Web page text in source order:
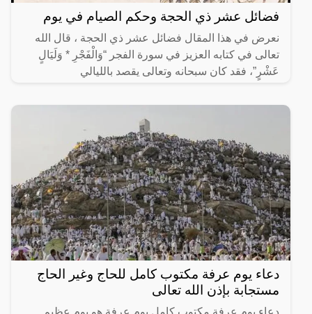
فضائل عشر ذي الحجة وحكم الصيام في يوم
نعرض في هذا المقال فضائل عشر ذي الحجة ، قال الله
تعالى في كتابه العزيز في سورة الفجر “وَالْفَجْرِ * وَلَيَالٍ
عَشْرٍ”، فقد كان سبحانه وتعالى يقصد بالليالي
دعاء يوم عرفة مكتوب كامل للحاج وغير الحاج
مستجابة بإذن الله تعالى
دعاء يوم عرفة مكتوب كامل يوم عرفة هو يوم عظيم